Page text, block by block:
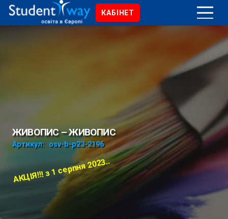
КАБІНЕТ
ЖИВОПИС – ЖИВОПИС
Артикул: osv-b-p23-2196
АКЦІЯ!!! з 1 серпня 2023..